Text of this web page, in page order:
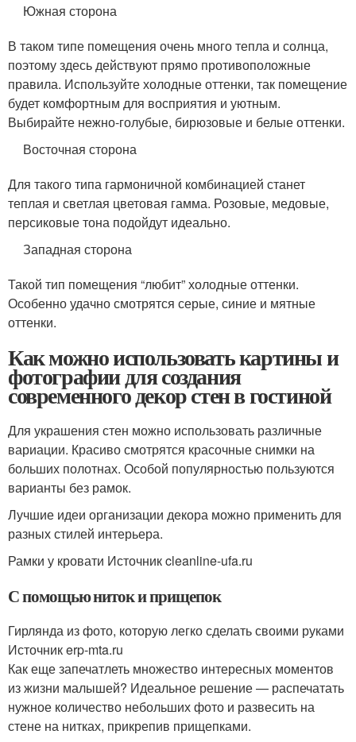
Южная сторона
В таком типе помещения очень много тепла и солнца,
поэтому здесь действуют прямо противоположные
правила. Используйте холодные оттенки, так помещение
будет комфортным для восприятия и уютным.
Выбирайте нежно-голубые, бирюзовые и белые оттенки.
Восточная сторона
Для такого типа гармоничной комбинацией станет
теплая и светлая цветовая гамма. Розовые, медовые,
персиковые тона подойдут идеально.
Западная сторона
Такой тип помещения “любит” холодные оттенки.
Особенно удачно смотрятся серые, синие и мятные
оттенки.
Как можно использовать картины и
фотографии для создания
современного декор стен в гостиной
Для украшения стен можно использовать различные
вариации. Красиво смотрятся красочные снимки на
больших полотнах. Особой популярностью пользуются
варианты без рамок.
Лучшие идеи организации декора можно применить для
разных стилей интерьера.
Рамки у кровати Источник cleanline-ufa.ru
С помощью ниток и прищепок
Гирлянда из фото, которую легко сделать своими руками
Источник erp-mta.ru
Как еще запечатлеть множество интересных моментов
из жизни малышей? Идеальное решение — распечатать
нужное количество небольших фото и развесить на
стене на нитках, прикрепив прищепками.